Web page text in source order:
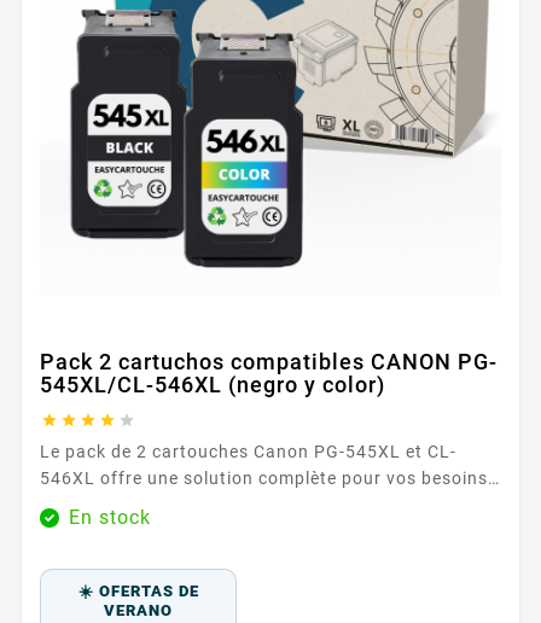
Pack 2 cartuchos compatibles CANON PG-
545XL/CL-546XL (negro y color)
    
Le pack de 2 cartouches Canon PG-545XL et CL-
546XL offre une solution complète pour vos besoins
d'impression, avec une cartouche noire et une
couleur, garantissant une couverture complète pour
400 pages pour la cartouche noire et 300 pages pour
la cartouche couleur, ce pack assure des
En stock
☀️ OFERTAS DE
VERANO